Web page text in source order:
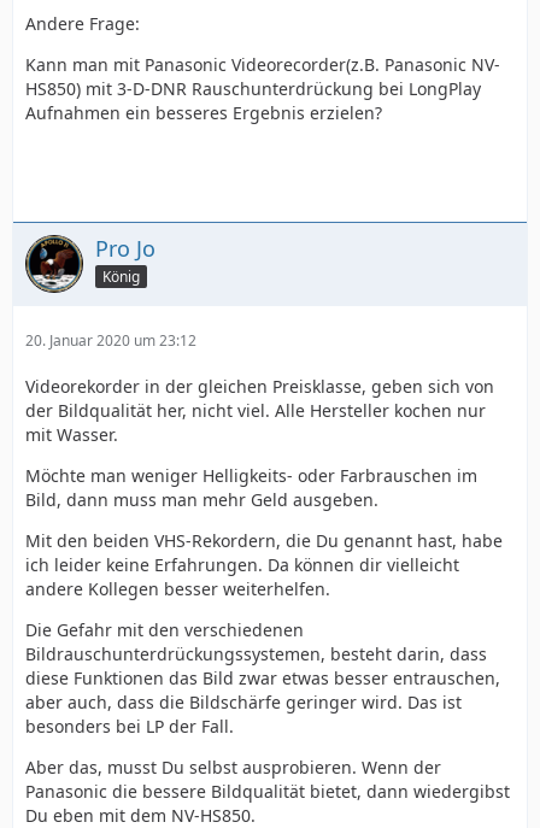
Andere Frage:
Kann man mit Panasonic Videorecorder(z.B. Panasonic NV-
HS850) mit 3-D-DNR Rauschunterdrückung bei LongPlay
Aufnahmen ein besseres Ergebnis erzielen?
Pro Jo
König
20. Januar 2020 um 23:12
Videorekorder in der gleichen Preisklasse, geben sich von
der Bildqualität her, nicht viel. Alle Hersteller kochen nur
mit Wasser.
Möchte man weniger Helligkeits- oder Farbrauschen im
Bild, dann muss man mehr Geld ausgeben.
Mit den beiden VHS-Rekordern, die Du genannt hast, habe
ich leider keine Erfahrungen. Da können dir vielleicht
andere Kollegen besser weiterhelfen.
Die Gefahr mit den verschiedenen
Bildrauschunterdrückungssystemen, besteht darin, dass
diese Funktionen das Bild zwar etwas besser entrauschen,
aber auch, dass die Bildschärfe geringer wird. Das ist
besonders bei LP der Fall.
Aber das, musst Du selbst ausprobieren. Wenn der
Panasonic die bessere Bildqualität bietet, dann wiedergibst
Du eben mit dem NV-HS850.